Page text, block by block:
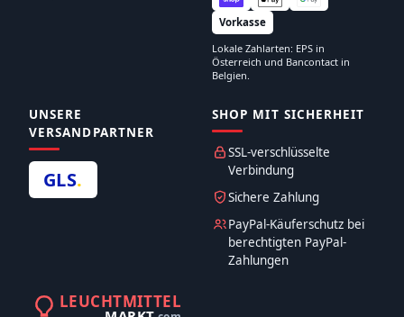
Vorkasse
Lokale Zahlarten: EPS in
Österreich und Bancontact in
Belgien.
UNSERE
VERSANDPARTNER
GLS.
SHOP MIT SICHERHEIT
SSL-verschlüsselte
Verbindung
Sichere Zahlung
PayPal-Käuferschutz bei
berechtigten PayPal-
Zahlungen
LEUCHTMITTEL